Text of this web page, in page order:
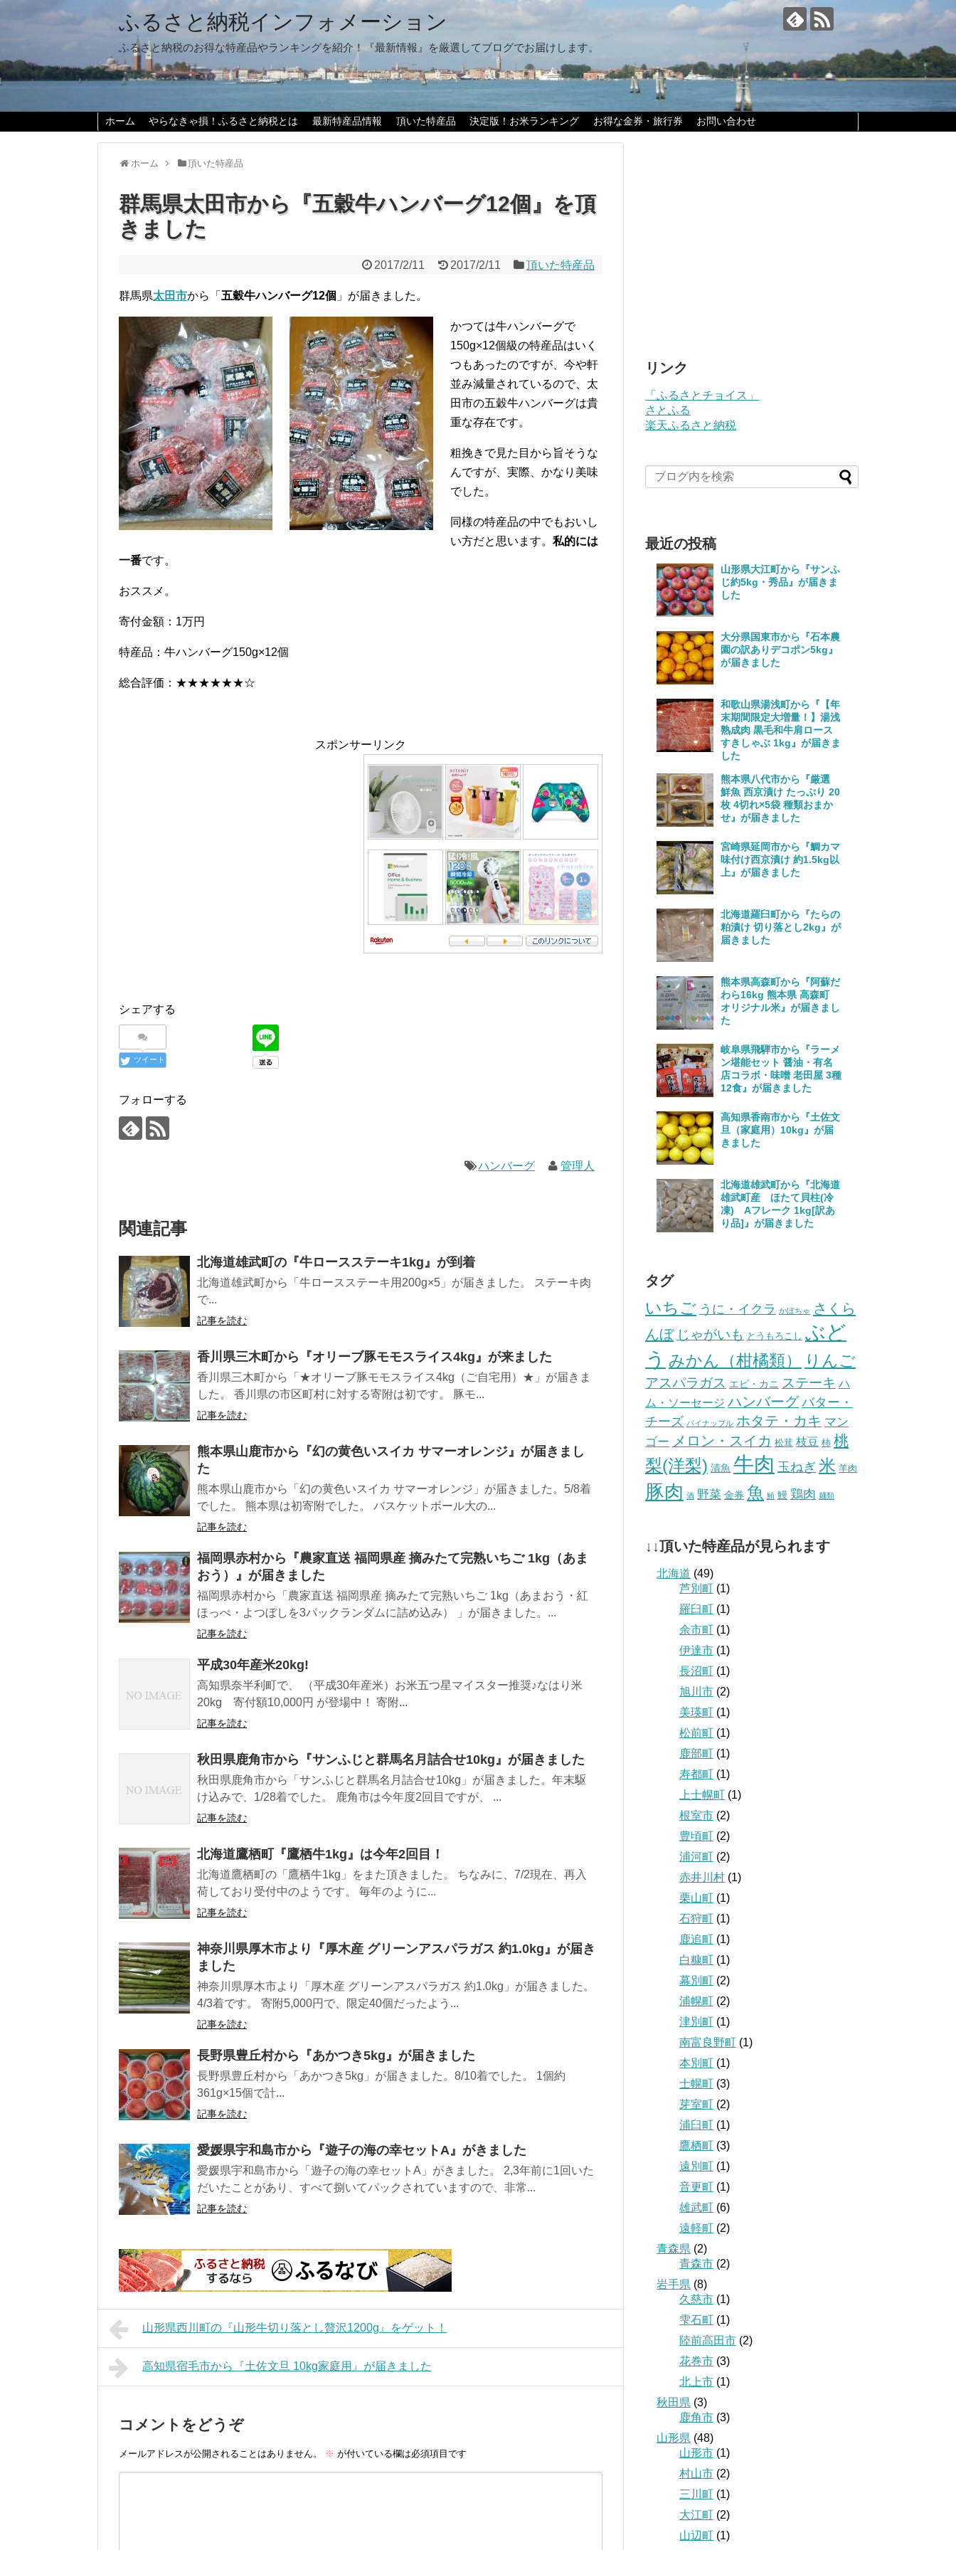
ふるさと納税インフォメーション
ふるさと納税のお得な特産品やランキングを紹介！『最新情報』を厳選してブログでお届けします。
ホーム やらなきゃ損！ふるさと納税とは 最新特産品情報 頂いた特産品 決定版！お米ランキング お得な金券・旅行券 お問い合わせ
ホーム 頂いた特産品
群馬県太田市から『五穀牛ハンバーグ12個』を頂
きました
2017/2/11 2017/2/11 頂いた特産品
群馬県太田市から「 五穀牛ハンバーグ12個 」が届きました。
かつては牛ハンバーグで
150g×12個級の特産品はいく
つもあったのですが、今や軒
並み減量されているので、太
田市の五穀牛ハンバーグは貴
重な存在です。
粗挽きで見た目から旨そうな
んですが、実際、かなり美味
でした。
同様の特産品の中でもおいし
い方だと思います。 私的には
一番です。
おススメ。
寄付金額：1万円
特産品：牛ハンバーグ150g×12個
総合評価：★★★★★★☆
スポンサーリンク
シェアする
ツイート
フォローする
ハンバーグ 管理人
関連記事
北海道雄武町の『牛ロースステーキ1kg』が到着
北海道雄武町から「牛ロースステーキ用200g×5」が届きました。 ステーキ肉
で...
記事を読む
香川県三木町から『オリーブ豚モモスライス4kg』が来ました
香川県三木町から「★オリーブ豚モモスライス4kg（ご自宅用）★」が届きま
した。 香川県の市区町村に対する寄附は初です。 豚モ...
記事を読む
熊本県山鹿市から『幻の黄色いスイカ サマーオレンジ』が届きまし
た
熊本県山鹿市から「幻の黄色いスイカ サマーオレンジ」が届きました。5/8着
でした。 熊本県は初寄附でした。 バスケットボール大の...
記事を読む
福岡県赤村から『農家直送 福岡県産 摘みたて完熟いちご 1kg（あま
おう）』が届きました
福岡県赤村から「農家直送 福岡県産 摘みたて完熟いちご 1kg（あまおう・紅
ほっぺ・よつぼしを3パックランダムに詰め込み） 」が届きました。...
記事を読む
平成30年産米20kg!
高知県奈半利町で、 （平成30年産米）お米五つ星マイスター推奨♪なはり米
20kg 寄付額10,000円 が登場中！ 寄附...
記事を読む
秋田県鹿角市から『サンふじと群馬名月詰合せ10kg』が届きました
秋田県鹿角市から「サンふじと群馬名月詰合せ10kg」が届きました。年末駆
け込みで、1/28着でした。 鹿角市は今年度2回目ですが、 ...
記事を読む
北海道鷹栖町『鷹栖牛1kg』は今年2回目！
北海道鷹栖町の「鷹栖牛1kg」をまた頂きました。 ちなみに、7/2現在、再入
荷しており受付中のようです。 毎年のように...
記事を読む
神奈川県厚木市より『厚木産 グリーンアスパラガス 約1.0kg』が届き
ました
神奈川県厚木市より「厚木産 グリーンアスパラガス 約1.0kg」が届きました。
4/3着です。 寄附5,000円で、限定40個だったよう...
記事を読む
長野県豊丘村から『あかつき5kg』が届きました
長野県豊丘村から「あかつき5kg」が届きました。8/10着でした。 1個約
361g×15個で計...
記事を読む
愛媛県宇和島市から『遊子の海の幸セットA』がきました
愛媛県宇和島市から「遊子の海の幸セットA」がきました。 2,3年前に1回いた
だいたことがあり、すべて捌いてパックされていますので、非常...
記事を読む
山形県西川町の『山形牛切り落とし贅沢1200g』をゲット！
高知県宿毛市から『土佐文旦 10kg家庭用』が届きました
コメントをどうぞ
メールアドレスが公開されることはありません。 ※ が付いている欄は必須項目です
リンク
「ふるさとチョイス」
さとふる
楽天ふるさと納税
最近の投稿
山形県大江町から『サンふ
じ約5kg・秀品』が届きま
した
大分県国東市から『石本農
園の訳ありデコポン5kg』
が届きました
和歌山県湯浅町から『【年
末期間限定大増量！】湯浅
熟成肉 黒毛和牛肩ロース
すきしゃぶ 1kg』が届きま
した
熊本県八代市から『厳選
鮮魚 西京漬け たっぷり 20
枚 4切れ×5袋 種類おまか
せ』が届きました
宮崎県延岡市から『鯛カマ
味付け西京漬け 約1.5kg以
上』が届きました
北海道羅臼町から『たらの
粕漬け 切り落とし2kg』が
届きました
熊本県高森町から『阿蘇だ
わら16kg 熊本県 高森町
オリジナル米』が届きまし
た
岐阜県飛騨市から『ラーメ
ン堪能セット 醤油・有名
店コラボ・味噌 老田屋 3種
12食』が届きました
高知県香南市から『土佐文
旦（家庭用）10kg』が届
きました
北海道雄武町から『北海道
雄武町産 ほたて貝柱(冷
凍) Aフレーク 1kg[訳あ
り品]』が届きました
タグ
いちご うに・イクラ かぼちゃ さくら
んぼ じゃがいも とうもろこし ぶど
う みかん（柑橘類） りんご
アスパラガス エビ・カニ ステーキ ハ
ム・ソーセージ ハンバーグ バター・
チーズ パイナップル ホタテ・カキ マン
ゴー メロン・スイカ 松茸 枝豆 柿 桃
梨(洋梨) 漬魚 牛肉 玉ねぎ 米 羊肉
豚肉 酒 野菜 金券 魚 鮪 鰻 鶏肉 麺類
↓↓頂いた特産品が見られます
北海道 (49)
芦別町 (1)
羅臼町 (1)
余市町 (1)
伊達市 (1)
長沼町 (1)
旭川市 (2)
美瑛町 (1)
松前町 (1)
鹿部町 (1)
寿都町 (1)
上士幌町 (1)
根室市 (2)
豊頃町 (2)
浦河町 (2)
赤井川村 (1)
栗山町 (1)
石狩町 (1)
鹿追町 (1)
白糠町 (1)
幕別町 (2)
浦幌町 (2)
津別町 (1)
南富良野町 (1)
本別町 (1)
士幌町 (3)
芽室町 (2)
浦臼町 (1)
鷹栖町 (3)
遠別町 (1)
音更町 (1)
雄武町 (6)
遠軽町 (2)
青森県 (2)
青森市 (2)
岩手県 (8)
久慈市 (1)
雫石町 (1)
陸前高田市 (2)
花巻市 (3)
北上市 (1)
秋田県 (3)
鹿角市 (3)
山形県 (48)
山形市 (1)
村山市 (2)
三川町 (1)
大江町 (2)
山辺町 (1)